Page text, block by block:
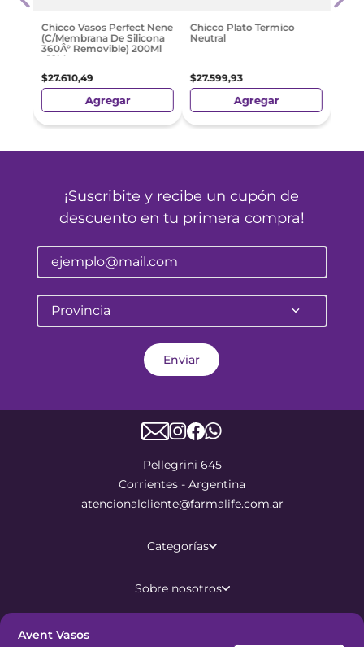
Avent Vasos
Chicco Vasos Perfect Nene
(C/Membrana De Silicona
360Â° Removible) 200Ml
+12M
$27.610,49
Agregar
Chicco Plato Termico
Neutral
$27.599,93
Agregar
¡Suscribite y recibe un cupón de
descuento en tu primera compra!
Provincia
Enviar
Pellegrini 645
Corrientes - Argentina
atencionalcliente@farmalife.com.ar
Categorías
Sobre nosotros